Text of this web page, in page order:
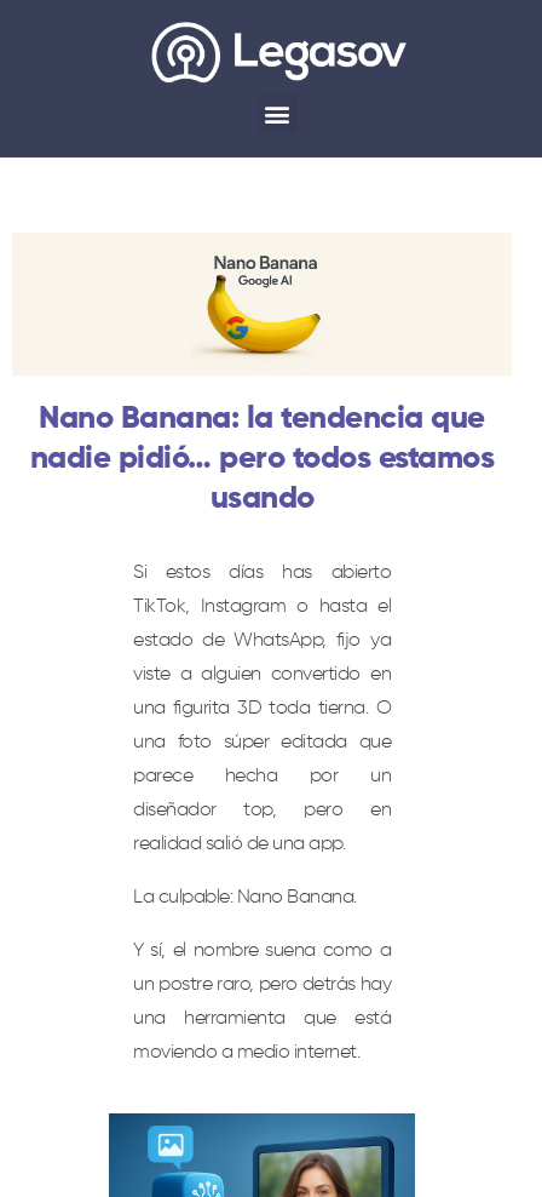
Nano Banana: la tendencia que
nadie pidió… pero todos estamos
usando
Si estos días has abierto
TikTok, Instagram o hasta el
estado de WhatsApp, fijo ya
viste a alguien convertido en
una figurita 3D toda tierna. O
una foto súper editada que
parece hecha por un
diseñador top, pero en
realidad salió de una app.
La culpable: Nano Banana.
Y sí, el nombre suena como a
un postre raro, pero detrás hay
una herramienta que está
moviendo a medio internet.